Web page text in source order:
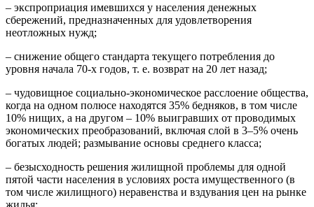
– экспроприация имевшихся у населения денеж­ных
сбережений, предназначенных для удовлетворе­ния
неотложных нужд;
– снижение общего стандарта текущего потреб­ления до
уровня начала 70-х годов, т. е. возврат на 20 лет назад;
– чудовищное социально-экономическое рассло­ение общества,
когда на одном полюсе находятся 35% бедняков, в том числе
10% нищих, а на другом – 10% выигравших от проводимых
экономических преобра­зований, включая слой в 3–5% очень
богатых людей; размывание основы среднего класса;
– безысходность решения жилищной проблемы для одной
пятой части населения в условиях роста имущественного (в
том числе жилищного) неравенства и вздувания цен на рынке
жилья;